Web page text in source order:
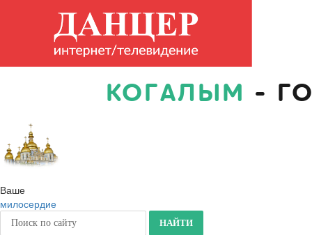
КОГАЛЫМ -
Ваше
милосердие